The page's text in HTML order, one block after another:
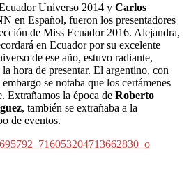
Universo 2014 y Carlos
en Español, fueron los presentadores
de Miss Ecuador 2016. Alejandra,
en Ecuador por su excelente
de ese año, estuvo radiante,
hora de presentar. El argentino, con
se notaba que los certámenes
Extrañamos la época de Roberto
, también se extrañaba a la
de eventos.